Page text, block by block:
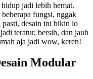
jadi lebih hemat.
fungsi, nggak
desain ini bikin lo
teratur, bersih, dan jauh
aja jadi wow, keren!
Modular